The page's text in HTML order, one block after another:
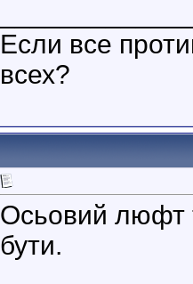
Если все
всех?
Осьовий люфт
бути.